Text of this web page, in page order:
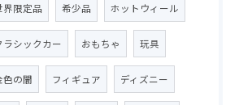
界限定品 希少品 ホットウィール
ラシックカー おもちゃ 玩具
色の闇 フィギュア ディズニー